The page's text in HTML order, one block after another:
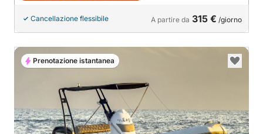
Cancellazione flessibile A partire da 315 € /giorno
Prenotazione istantanea